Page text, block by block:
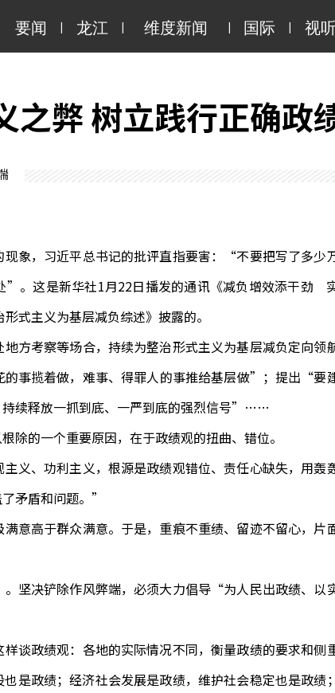
要闻 | 龙江 | 维度新闻 | 国际 | 视
之弊 树立践行正确政
，习近平总书记的批评直指要害：“不要把写了多少
。这是新华社1月22日播发的通讯《减负增效添干劲
式主义为基层减负综述》披露的。
考察等场合，持续为整治形式主义为基层减负定向领
的事揽着做，难事、得罪人的事推给基层做”；提出“要
持续释放一抓到底、一严到底的强烈信号”……
的一个重要原因，在于政绩观的扭曲、错位。
、功利主义，根源是政绩观错位、责任心缺失，用轰
矛盾和问题。”
于群众满意。于是，重痕不重绩、留迹不留心，片
决铲除作风弊端，必须大力倡导“为人民出政绩、以
政绩观：各地的实际情况不同，衡量政绩的要求和侧
是政绩；经济社会发展是政绩，维护社会稳定也是政绩